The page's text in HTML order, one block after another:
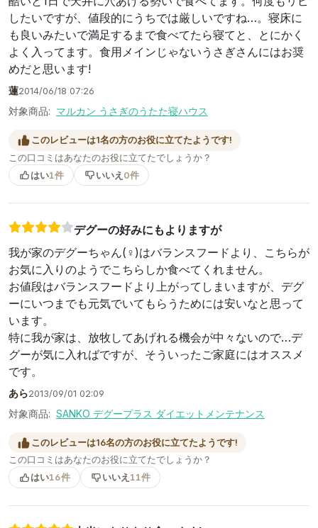
したいですが、値段的にうちでは厳しいですね…。寝床に
も良いみたいで満足するまで食べてたら寝てと、とにかく
よく入ってます。食用メインじゃないうさぎさんにはお奨
めだと思います!
蓮2014/06/18 07:26
対象商品: マルカン うさぎのうたた寝ハウス
このレビューは1名の方のお役に立てたようです!
この口コミはあなたのお役に立てたでしょうか？
はい1件 いいえ 0件
デグーの好みにもよりますが
我が家のデグーちゃん(♀)はバランスフードより、こちらが
お気に入りのようでこちらしか食べてくれません。
お値段はバランスフードより上がってしまいますが、デグ
ーにいつまでも元気でいてもらうためには安いなと思って
います。
特に我が家は、放牧してあげれる機会が中々ないので…デ
グーが気に入ればですが、そういったご家庭にはオススメ
です。
あら2013/09/01 02:09
対象商品: SANKO デグープラス ダイエットメンテナンス
このレビューは16名の方のお役に立てたようです!
この口コミはあなたのお役に立てたでしょうか？
はい16件 いいえ 11件